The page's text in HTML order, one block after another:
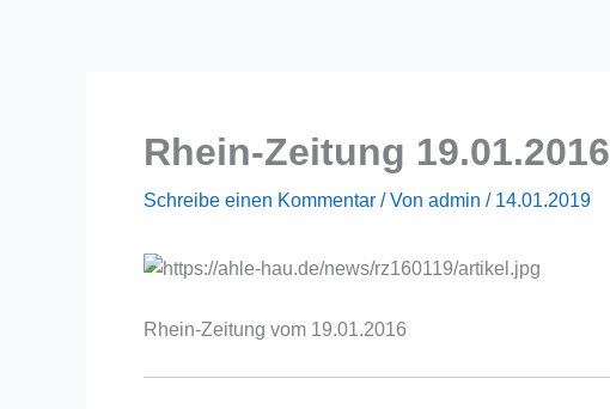
Rhein-Zeitung 19.01.2016
Schreibe einen Kommentar / Von admin / 14.01.2019
Rhein-Zeitung vom 19.01.2016